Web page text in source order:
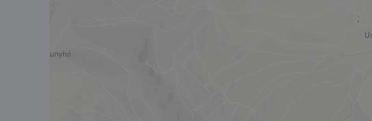
Az elengedhetetlenül szükséges sütik